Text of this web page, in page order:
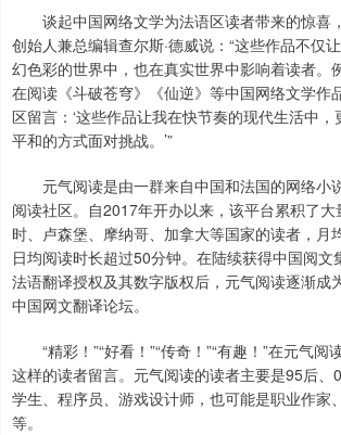
谈起中国网络文学为法语区读者带来的惊喜
创始人兼总编辑查尔斯·德威说：“这些作品不仅
幻色彩的世界中，也在真实世界中影响着读者。
在阅读《斗破苍穹》《仙逆》等中国网络文学作
区留言：‘这些作品让我在快节奏的现代生活中
平和的方式面对挑战。’”
元气阅读是由一群来自中国和法国的网络小
阅读社区。自2017年开办以来，该平台累积了
时、卢森堡、摩纳哥、加拿大等国家的读者，月
日均阅读时长超过50分钟。在陆续获得中国阅文
法语翻译授权及其数字版权后，元气阅读逐渐成
中国网文翻译论坛。
“精彩！”“好看！”“传奇！”“有趣！”在元气阅
这样的读者留言。元气阅读的读者主要是95后、
学生、程序员、游戏设计师，也可能是职业作家
等。